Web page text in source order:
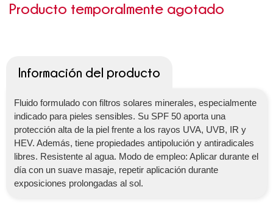
Producto temporalmente agotado
Información del producto
Fluido formulado con filtros solares minerales, especialmente
indicado para pieles sensibles. Su SPF 50 aporta una
protección alta de la piel frente a los rayos UVA, UVB, IR y
HEV. Además, tiene propiedades antipolución y antiradicales
libres. Resistente al agua. Modo de empleo: Aplicar durante el
día con un suave masaje, repetir aplicación durante
exposiciones prolongadas al sol.